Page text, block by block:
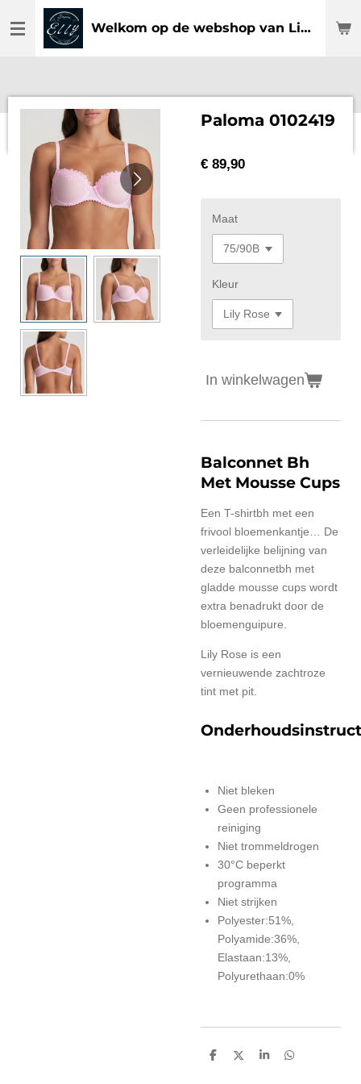
direct
Welkom op de webshop van Lingerie Elly
Paloma 0102419
€ 89,90
Maat
Kleur
In winkelwagen
Balconnet Bh
Met Mousse Cups
Een T-shirtbh met een
frivool bloemenkantje… De
verleidelijke belijning van
deze balconnetbh met
gladde mousse cups wordt
extra benadrukt door de
bloemenguipure.
Lily Rose is een
vernieuwende zachtroze
tint met pit.
Niet bleken
Geen professionele
reiniging
Niet trommeldrogen
30°C beperkt
programma
Niet strijken
Polyester:51%,
Polyamide:36%,
Elastaan:13%,
Polyurethaan:0%
D
D
S
D